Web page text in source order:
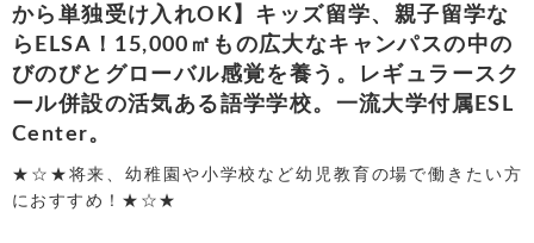
から単独受け入れOK】キッズ留学、親子留学な
らELSA！15,000㎡もの広大なキャンパスの中の
びのびとグローバル感覚を養う。レギュラースク
ール併設の活気ある語学学校。一流大学付属ESL
Center。
★☆★将来、幼稚園や小学校など幼児教育の場で働きたい方
におすすめ！★☆★